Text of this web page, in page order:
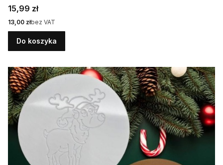
Cena
15,99 zł
Cena
13,00 złbez VAT
Do koszyka